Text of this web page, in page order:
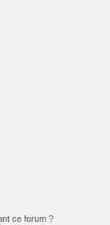
ce forum ?